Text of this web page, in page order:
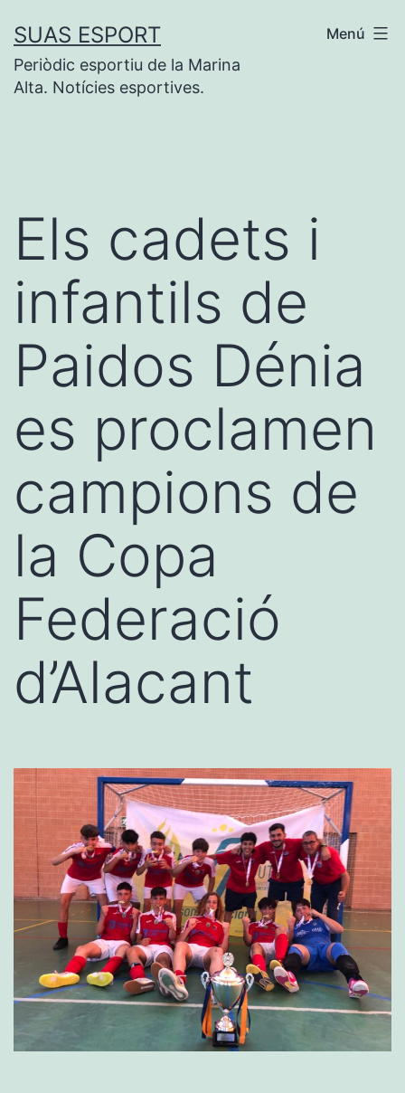
contingut
SUAS ESPORT
Periòdic esportiu de la Marina
Alta. Notícies esportives.
Menú
Els cadets i
infantils de
Paidos Dénia
es proclamen
campions de
la Copa
Federació
d’Alacant